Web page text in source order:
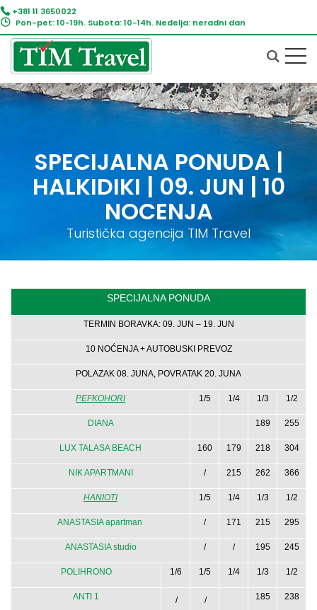
+381 11 3650022
Pon-pet: 10-19h. Subota: 10-14h. Nedelja: neradni dan
SPECIJALNA PONUDA |
HALKIDIKI | 09. JUN | 10
NOCENJA
Turistička agencija TIM Travel
SPECIJALNA PONUDA
TERMIN BORAVKA: 09. JUN – 19. JUN
10 NOĆENJA + AUTOBUSKI PREVOZ
POLAZAK 08. JUNA, POVRATAK 20. JUNA
PEFKOHORI 1/5 1/4 1/3 1/2
DIANA 189 255
LUX TALASA BEACH 160 179 218 304
NIK APARTMANI / 215 262 366
HANIOTI 1/5 1/4 1/3 1/2
ANASTASIA apartman / 171 215 295
ANASTASIA studio / / 195 245
POLIHRONO 1/6 1/5 1/4 1/3 1/2
ANTI 1 / / 185 238